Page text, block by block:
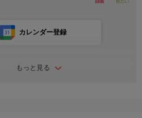
もっと見る
カレンダー登録